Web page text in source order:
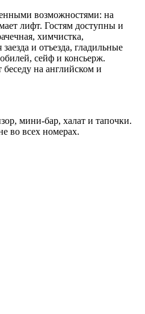
возможностями: на
лифт. Гостям доступны и
химчистка,
и отъезда, гладильные
сейф и консьерж.
на английском и
мини-бар, халат и тапочки.
во всех номерах.